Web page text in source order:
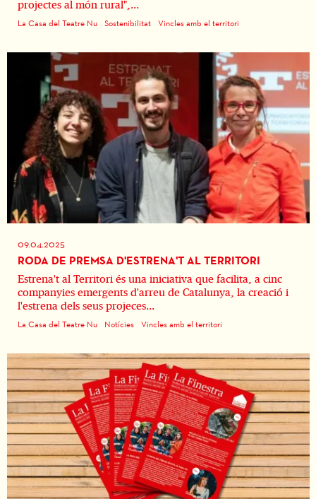
projectes al món rural",...
La Casa del Teatre Nu Sostenibilitat Vincles amb el territori
09.04.2025
RODA DE PREMSA D'ESTRENA'T AL TERRITORI
Estrena't al Territori és una iniciativa que facilita, a cinc
companyies emergents d'arreu de Catalunya, la creació i
l'estrena dels seus projeces...
La Casa del Teatre Nu Notícies Vincles amb el territori